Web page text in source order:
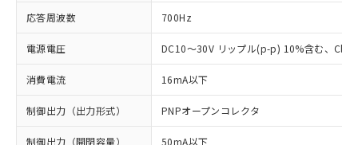
応答周波数 700Hz
電源電圧 DC10～30V リップル(p-p) 10%含む、
消費電流 16mA以下
制御出力（出力形式） PNPオープンコレクタ
制御出力（開閉容量） 50mA以下